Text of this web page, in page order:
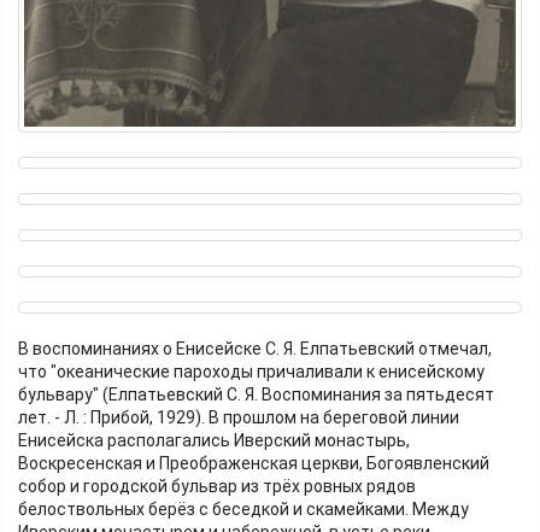
В воспоминаниях о Енисейске С. Я. Елпатьевский отмечал,
что "океанические пароходы причаливали к енисейскому
бульвару" (Елпатьевский С. Я. Воспоминания за пятьдесят
лет. - Л. : Прибой, 1929). В прошлом на береговой линии
Енисейска располагались Иверский монастырь,
Воскресенская и Преображенская церкви, Богоявленский
собор и городской бульвар из трёх ровных рядов
белоствольных берёз с беседкой и скамейками. Между